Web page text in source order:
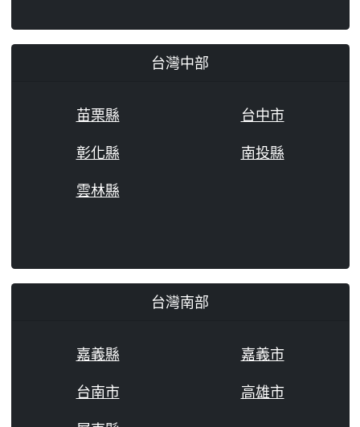
台灣中部
苗栗縣
台中市
彰化縣
南投縣
雲林縣
台灣南部
嘉義縣
嘉義市
台南市
高雄市